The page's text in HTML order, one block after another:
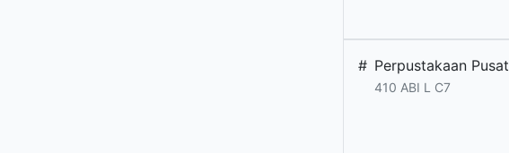
# Perpustakaan Pusat
410 ABI L C7